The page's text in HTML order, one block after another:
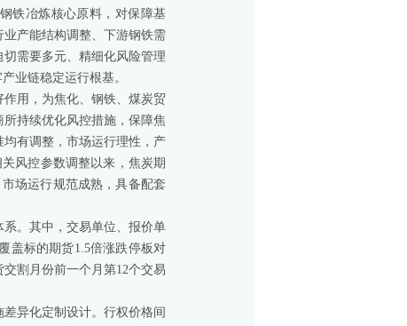
铁冶炼核心原料，对保障基
产能结构调整、下游钢铁需
需要多元、精细化风险管理
业链稳定运行根基。
用，为焦化、钢铁、煤炭贸
持续优化风控措施，保障焦
有调整，市场运行理性，产
风控参数调整以来，焦炭期
场运行规范成熟，具备配套
。其中，交易单位、报价单
盖标的期货1.5倍涨跌停板对
割月份前一个月第12个交易
异化定制设计。行权价格间